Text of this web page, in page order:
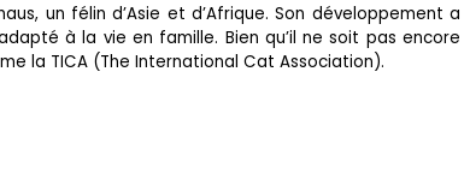
un félin d’Asie et d’Afrique. Son développement a
à la vie en famille. Bien qu’il ne soit pas encore
la TICA (The International Cat Association).